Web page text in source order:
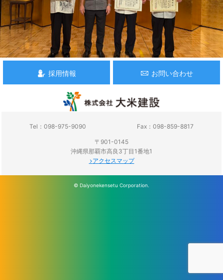
採用情報 お問い合わせ
Tel：098-975-9090 Fax：098-859-8817
〒901-0145
沖縄県那覇市高良3丁目1番地1
アクセスマップ
© Daiyonekensetu Corporation.